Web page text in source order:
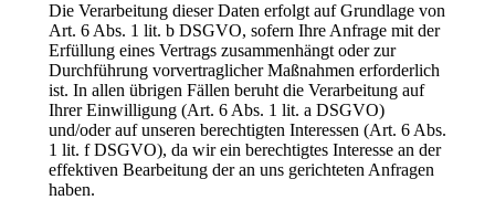
Die Verarbeitung dieser Daten erfolgt auf Grundlage von
Art. 6 Abs. 1 lit. b DSGVO, sofern Ihre Anfrage mit der
Erfüllung eines Vertrags zusammenhängt oder zur
Durchführung vorvertraglicher Maßnahmen erforderlich
ist. In allen übrigen Fällen beruht die Verarbeitung auf
Ihrer Einwilligung (Art. 6 Abs. 1 lit. a DSGVO)
und/oder auf unseren berechtigten Interessen (Art. 6 Abs.
1 lit. f DSGVO), da wir ein berechtigtes Interesse an der
effektiven Bearbeitung der an uns gerichteten Anfragen
haben.